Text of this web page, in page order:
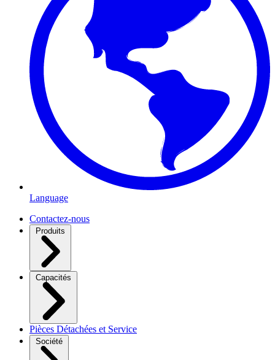
Language
Contactez-nous
Produits
Capacités
Pièces Détachées et Service
Société